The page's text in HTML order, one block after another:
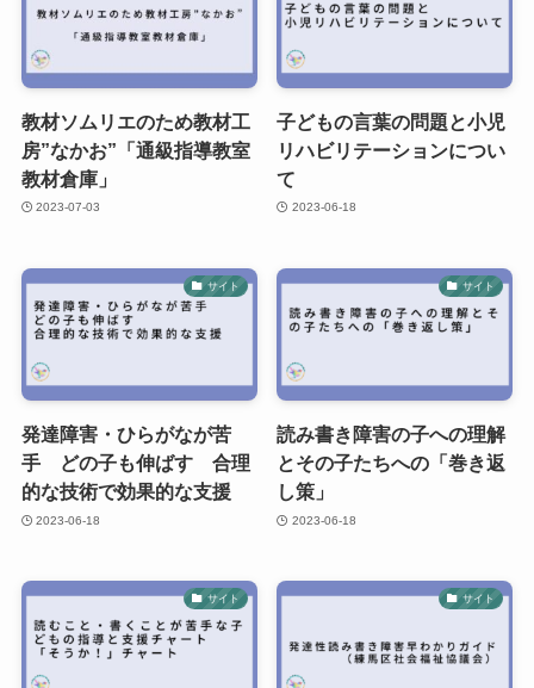
教材ソムリエのため教材工
房”なかお”「通級指導教室
教材倉庫」
2023-07-03
子どもの言葉の問題と小児
リハビリテーションについ
て
2023-06-18
サイト
発達障害・ひらがなが苦
手 どの子も伸ばす 合理
的な技術で効果的な支援
2023-06-18
サイト
読み書き障害の子への理解
とその子たちへの「巻き返
し策」
2023-06-18
サイト サイト